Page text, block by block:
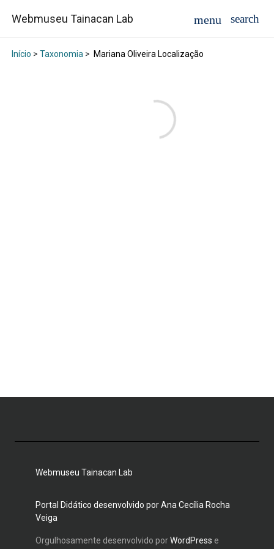
Webmuseu Tainacan Lab
Início > Taxonomia> Mariana Oliveira Localização
Webmuseu Tainacan Lab
Portal Didático desenvolvido por Ana Cecília Rocha
Veiga
Orgulhosamente desenvolvido porWordPress e